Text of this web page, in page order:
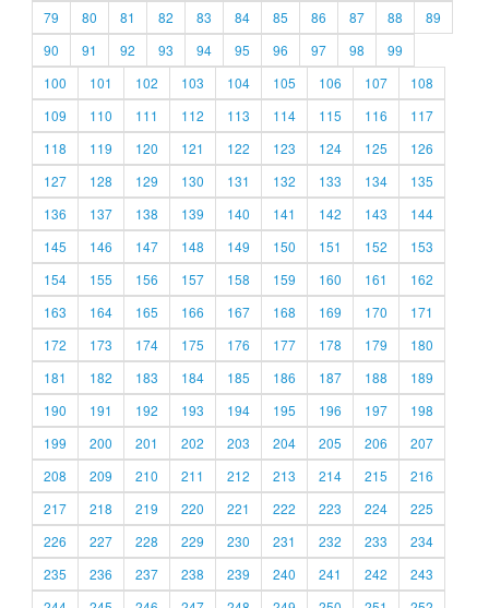
79
80 81 82 83 84 85 86 87 88
89
90
91 92 93 94 95 96 97 98
99
100
101 102 103 104 105 106 107
108
109
110 111 112 113 114 115 116
117
118
119 120 121 122 123 124 125
126
127
128 129 130 131 132 133 134
135
136
137 138 139 140 141 142 143
144
145
146 147 148 149 150 151 152
153
154
155 156 157 158 159 160 161
162
163
164 165 166 167 168 169 170
171
172
173 174 175 176 177 178 179
180
181
182 183 184 185 186 187 188
189
190
191 192 193 194 195 196 197
198
199
200 201 202 203 204 205 206
207
208
209 210 211 212 213 214 215
216
217
218 219 220 221 222 223 224
225
226
227 228 229 230 231 232 233
234
235
236 237 238 239 240 241 242
243